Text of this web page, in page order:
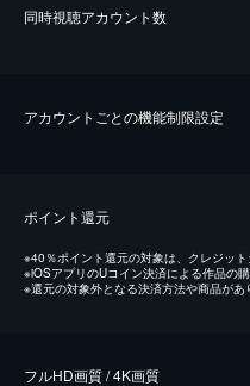
同時視聴アカウント数
アカウントごとの機能制限設定
ポイント還元
※40％ポイント還元の対象は、クレジッ
※iOSアプリのUコイン決済による作品の
※還元の対象外となる決済方法や商品があ
フルHD画質 / 4K画質